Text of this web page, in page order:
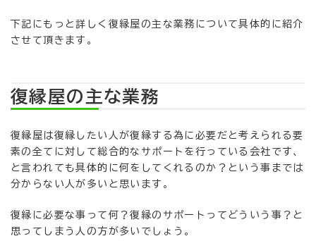
下記にもっと詳しく復縁屋の主な業務について具体的に紹介
させて頂きます。
復縁屋の主な業務
復縁屋は復縁したい人が復縁する為に必要だと考えられる要
素の全てに対して総合的なサポートを行っている会社です、
と言われても具体的に何をしてくれるのか？という事までは
分からない人が多いと思います。
復縁に必要な事って何？復縁のサポートってどういう事？と
思ってしまう人の方が多いでしょう。